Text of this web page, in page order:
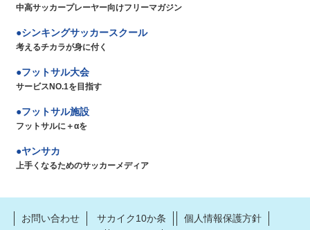
中高サッカープレーヤー向けフリーマガジン
シンキングサッカースクール
考えるチカラが身に付く
フットサル大会
サービスNO.1を目指す
フットサル施設
フットサルに＋αを
ヤンサカ
上手くなるためのサッカーメディア
お問い合わせ サカイク10か条 個人情報保護方針